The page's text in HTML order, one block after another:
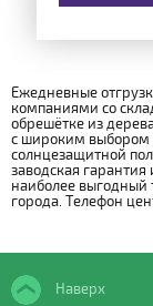
Ежедневные
компаниями со
обрешётке из
с широким выбором
солнцезащитной
заводская
наиболее выгодный
города. Телефон
Наверх